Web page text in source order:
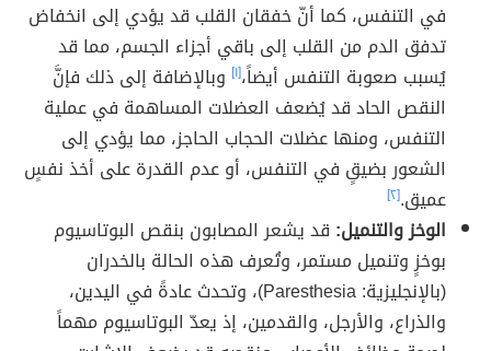
في التنفس، كما أنّ خفقان القلب قد يؤدي إلى انخفاض
تدفق الدم من القلب إلى باقي أجزاء الجسم، مما قد
يُسبب صعوبة التنفس أيضاً،[١] وبالإضافة إلى ذلك فإنَّ
النقص الحاد قد يُضعف العضلات المساهمة في عملية
التنفس، ومنها عضلات الحجاب الحاجز، مما يؤدي إلى
الشعور بضيقٍ في التنفس، أو عدم القدرة على أخذ نفسٍ
عميق.[٢]
الوخز والتنميل: قد يشعر المصابون بنقص البوتاسيوم
بوخزٍ وتنميل مستمر، وتُعرف هذه الحالة بالخدران
(بالإنجليزية: Paresthesia)، وتحدث عادةً في اليدين،
والذراع، والأرجل، والقدمين، إذ يعدّ البوتاسيوم مهماً